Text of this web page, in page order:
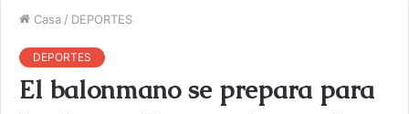
Casa / DEPORTES
DEPORTES
El balonmano se prepara para